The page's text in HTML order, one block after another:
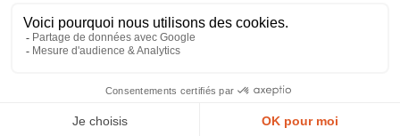
Suivez-nous
© 2026 VPN Autos — Mentions légaleset